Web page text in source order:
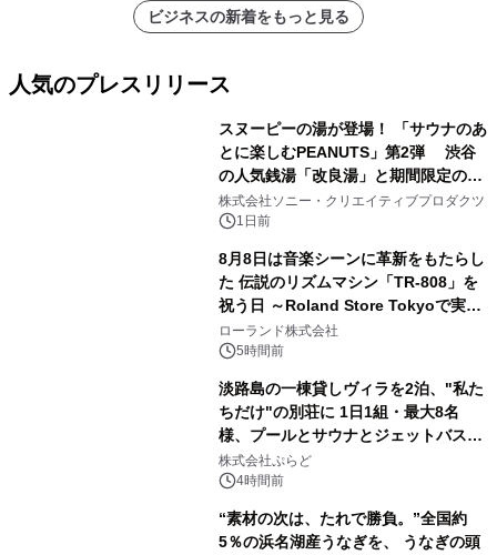
ビジネスの新着をもっと見る
人気のプレスリリース
スヌーピーの湯が登場！ 「サウナのあ
とに楽しむPEANUTS」第2弾 渋谷
の人気銭湯「改良湯」と期間限定のコ
ラボレーション サウナイキタイコラ
ボグッズも発売決定！
株式会社ソニー・クリエイティブプロダクツ
1日前
8月8日は音楽シーンに革新をもたらし
た 伝説のリズムマシン「TR-808」を
祝う日 ～Roland Store Tokyoで実機
を展示しての 記念キャンペーンを開
催 英国ラジオ「NTS」の 特別プログ
アーティストを フィーチャーしたアニ
メーションを公開～
ローランド株式会社
5時間前
淡路島の一棟貸しヴィラを2泊、"私た
ちだけ"の別荘に 1日1組・最大8名
様、プールとサウナとジェットバス付
きで Villa Mon Temps AWAJIの連泊
素泊りプラン
株式会社ぷらど
4時間前
“素材の次は、たれで勝負。”全国約
5％の浜名湖産うなぎを、 うなぎの頭